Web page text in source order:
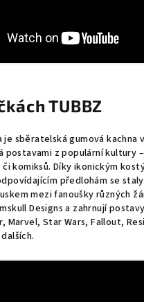
TUBBZ
je sběratelská gumová kachna
postavami z populární kultury
komiksů. Díky ikonickým
předlohám se
mezi fanoušky různých
Designs a zahrnují
Marvel, Star Wars, Fallout,